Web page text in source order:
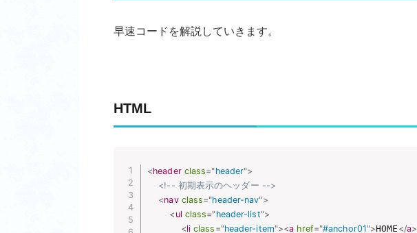
早速コードを解説していきます。
HTML
<header class="header">
<!-- 初期表示のヘッダー -->
<nav class="header-nav">
< ul class="header-list">
<li class ="header-item"><a href="#anchor01">HOME </a>